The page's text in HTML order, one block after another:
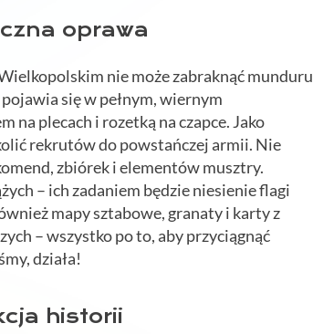
oprawa
nie może zabraknąć munduru
się w pełnym, wiernym
na plecach i rozetką na czapce. Jako
rekrutów do powstańczej armii. Nie
zbiórek i elementów musztry.
– ich zadaniem będzie niesienie flagi
mapy sztabowe, granaty i karty z
– wszystko po to, aby przyciągnąć
działa!
historii